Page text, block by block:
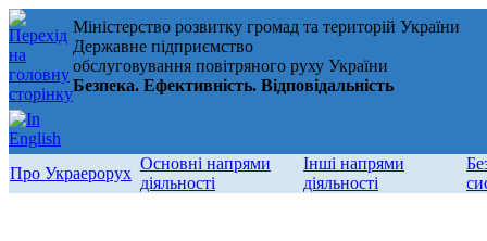
Міністерство розвитку громад та територій України
Державне підприємство
обслуговування повітряного руху України
Безпека. Ефективність. Відповідальність
Про Украерорух
Основні напрями
діяльності
Інші напрями
діяльності